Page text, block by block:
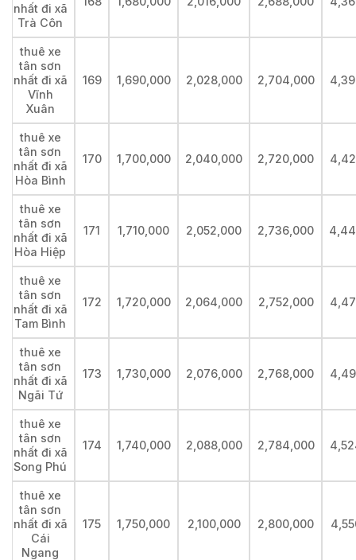
nhất đi xã
Trà Côn
thuê xe
tân sơn
nhất đi xã
Vĩnh
Xuân
169 1,690,000 2,028,000 2,704,000
thuê xe
tân sơn
nhất đi xã
Hòa Bình
170 1,700,000 2,040,000 2,720,000
thuê xe
tân sơn
nhất đi xã
Hòa Hiệp
171 1,710,000 2,052,000 2,736,000
thuê xe
tân sơn
nhất đi xã
Tam Bình
172 1,720,000 2,064,000 2,752,000
thuê xe
tân sơn
nhất đi xã
Ngãi Tứ
173 1,730,000 2,076,000 2,768,000
thuê xe
tân sơn
nhất đi xã
Song Phú
174 1,740,000 2,088,000 2,784,000
thuê xe
tân sơn
nhất đi xã
Cái
Ngang
175 1,750,000 2,100,000 2,800,000